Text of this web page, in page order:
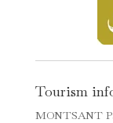
Tourism
MONTSANT